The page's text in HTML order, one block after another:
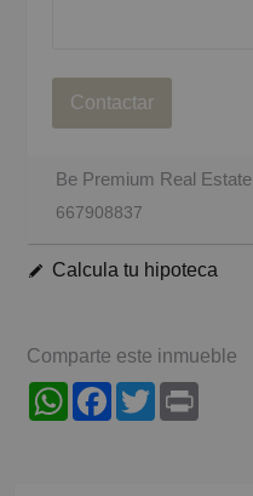
Contactar
Be Premium Real Estate
667908837
Calcula tu hipoteca
Comparte este inmueble
WhatsAppFacebook
Twitter